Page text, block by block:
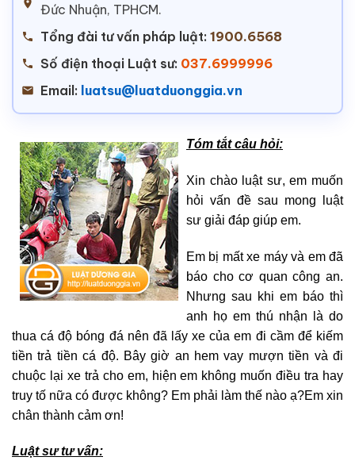
Đức Nhuận, TPHCM.
Tổng đài tư vấn pháp luật: 1900.6568
Số điện thoại Luật sư: 037.6999996
Email: luatsu@luatduonggia.vn
Tóm tắt câu hỏi:
Xin chào luật sư, em muốn
hỏi vấn đề sau mong luật
sư giải đáp giúp em.
Em bị mất xe máy và em đã
báo cho cơ quan công an.
Nhưng sau khi em báo thì
anh họ em thú nhận là do
thua cá độ bóng đá nên đã lấy xe của em đi cầm để kiếm
tiền trả tiền cá độ. Bây giờ an hem vay mượn tiền và đi
chuộc lại xe trả cho em, hiện em không muốn điều tra hay
truy tố nữa có được không? Em phải làm thế nào ạ?Em xin
chân thành cảm ơn!
Luật sư tư vấn: